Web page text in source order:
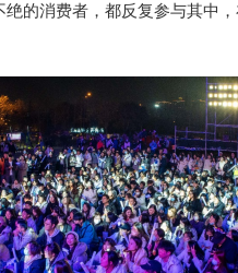
的消费者，都反复参与其中